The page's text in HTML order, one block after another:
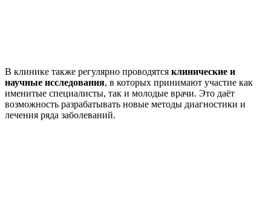
В клинике также регулярно проводятся клинические и
научные исследования, в которых принимают участие как
именитые специалисты, так и молодые врачи. Это даёт
возможность разрабатывать новые методы диагностики и
лечения ряда заболеваний.